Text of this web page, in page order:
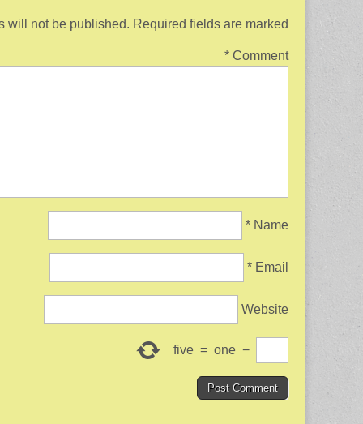
will not be published. Required fields are marked
Comment
*
Name
*
Email
*
Website
−
one
=
five